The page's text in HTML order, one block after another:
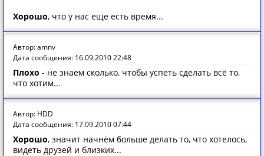
Хорошо, что у нас еще есть время...
Автор: amnv
Дата сообщения: 16.09.2010 22:48
Плохо - не знаем сколько, чтобы успеть сделать всё то,
что хотим...
Автор: HDD
Дата сообщения: 17.09.2010 07:44
Хорошо, значит начнём больше делать то, что хотелось,
видеть друзей и близких...